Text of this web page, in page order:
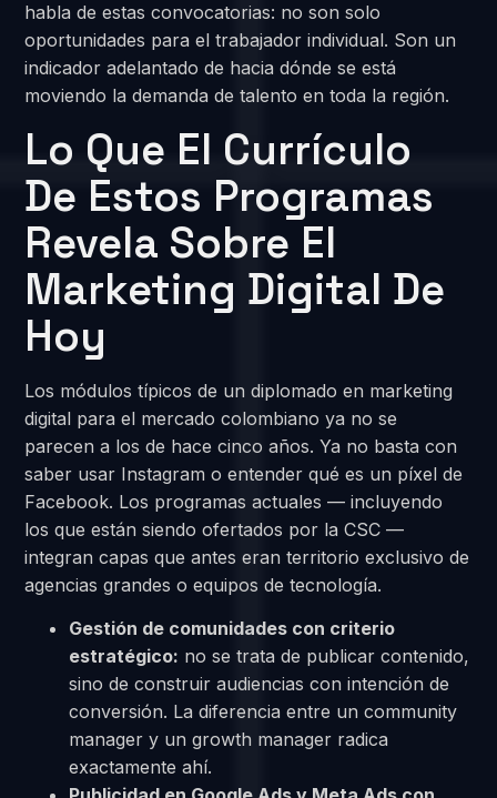
habla de estas convocatorias: no son solo
oportunidades para el trabajador individual. Son un
indicador adelantado de hacia dónde se está
moviendo la demanda de talento en toda la región.
Lo Que El Currículo
De Estos Programas
Revela Sobre El
Marketing Digital De
Hoy
Los módulos típicos de un diplomado en marketing
digital para el mercado colombiano ya no se
parecen a los de hace cinco años. Ya no basta con
saber usar Instagram o entender qué es un píxel de
Facebook. Los programas actuales — incluyendo
los que están siendo ofertados por la CSC —
integran capas que antes eran territorio exclusivo de
agencias grandes o equipos de tecnología.
Gestión de comunidades con criterio
estratégico: no se trata de publicar contenido,
sino de construir audiencias con intención de
conversión. La diferencia entre un community
manager y un growth manager radica
exactamente ahí.